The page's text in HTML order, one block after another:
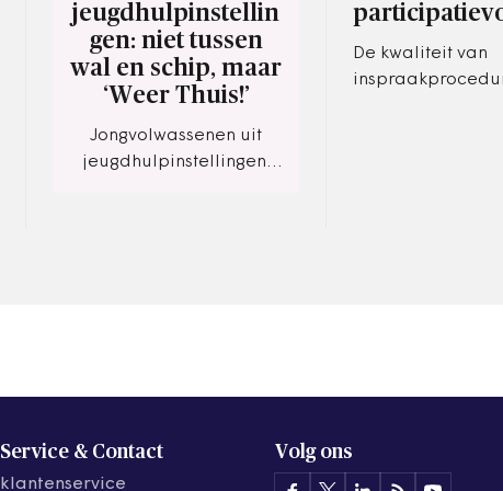
jeugdhulpinstellin
gen: niet tussen
wal en schip, maar
‘Weer Thuis!’
Jongvolwassenen uit
jeugdhulpinstellingen:
De kwaliteit van
Service & Contact
klantenservice
Volg ons